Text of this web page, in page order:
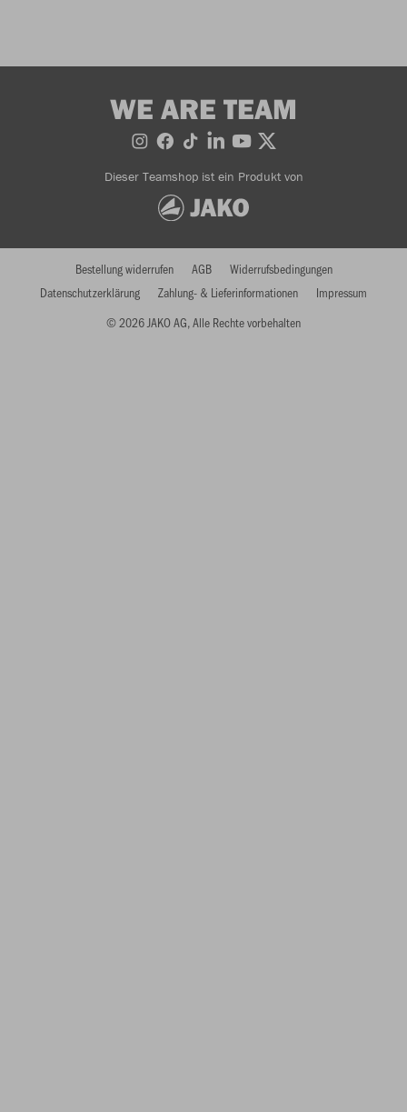
WE ARE TEAM
Dieser Teamshop ist ein Produkt von
© 2026 JAKO AG, Alle Rechte vorbehalten
Bestellung widerrufen AGB
Widerrufsbedingungen
Datenschutzerklärung
Zahlung- & Lieferinformationen Impressum